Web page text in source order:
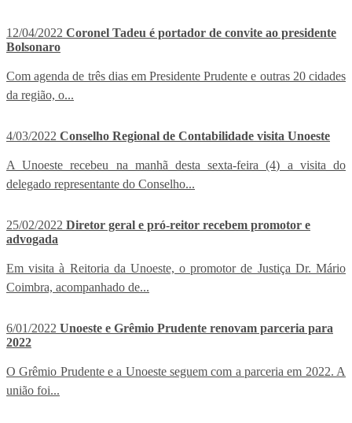
12/04/2022 Coronel Tadeu é portador de convite ao presidente
Bolsonaro
Com agenda de três dias em Presidente Prudente e outras 20 cidades
da região, o...
4/03/2022 Conselho Regional de Contabilidade visita Unoeste
A Unoeste recebeu na manhã desta sexta-feira (4) a visita do
delegado representante do Conselho...
25/02/2022 Diretor geral e pró-reitor recebem promotor e
advogada
Em visita à Reitoria da Unoeste, o promotor de Justiça Dr. Mário
Coimbra, acompanhado de...
6/01/2022 Unoeste e Grêmio Prudente renovam parceria para
2022
O Grêmio Prudente e a Unoeste seguem com a parceria em 2022. A
união foi...